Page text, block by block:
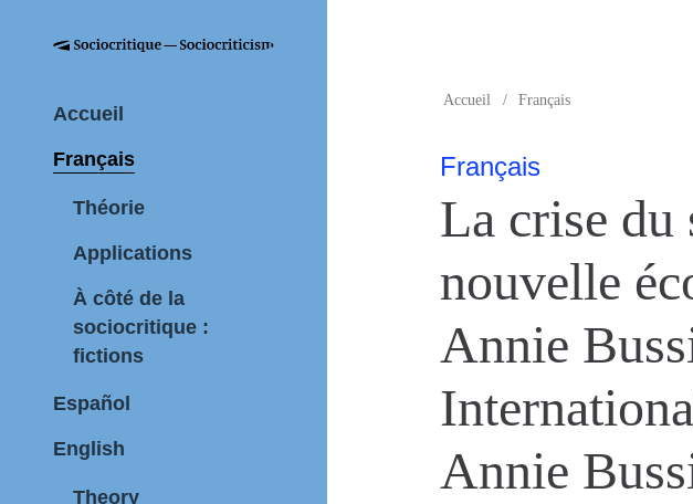
Accueil
Français
Théorie
Applications
À côté de la
sociocritique :
fictions
Español
English
Theory
Accueil / Français
Français
La crise du
nouvelle
Annie
Annie